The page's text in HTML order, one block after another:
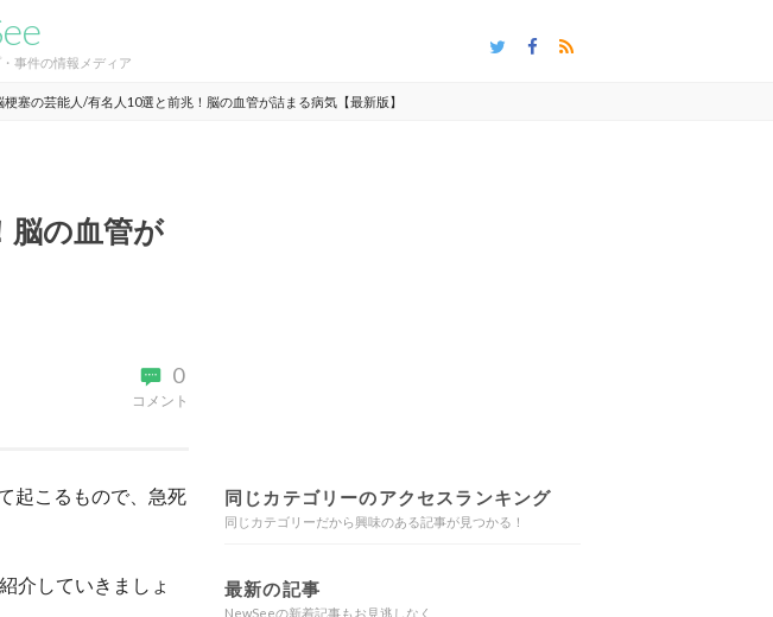
事件の情報メディア
梗塞の芸能人/有名人10選と前兆！脳の血管が詰まる病気【最新版】
脳の血管が
0
コメント
起こるもので、急死
介していきましょ
同じカテゴリーのアクセスランキング
同じカテゴリーだから興味のある記事が見つかる！
最新の記事
NewSeeの新着記事もお見逃しなく